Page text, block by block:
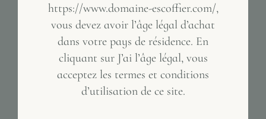
Inactive
https://www.domaine-escoffier.com/,
vous devez avoir l’âge légal d’achat
dans votre pays de résidence. En
cliquant sur J’ai l’âge légal, vous
acceptez les termes et conditions
d’utilisation de ce site.